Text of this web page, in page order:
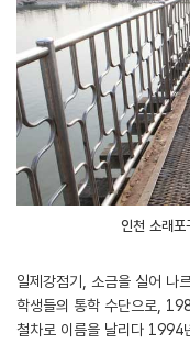
인천 소래
일제강점기, 소금을 실어 나
학생들의 통학 수단으로,
철차로 이름을 날리다 1994